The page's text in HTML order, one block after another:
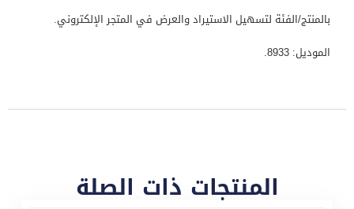
بالمنتج/الفئة لتسهيل الاستيراد والعرض في المتجر الإلكتروني.
الموديل: 8933.
المنتجات ذات الصلة